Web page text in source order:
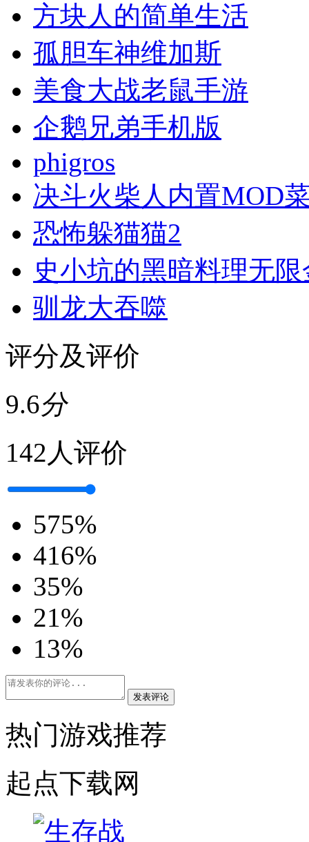
方块人的简单生活
孤胆车神维加斯
美食大战老鼠手游
企鹅兄弟手机版
phigros
决斗火柴人内置MOD
恐怖躲猫猫2
史小坑的黑暗料理无
驯龙大吞噬
评分及评价
9.6分
142人评价
575%
416%
35%
21%
13%
发表评论
热门游戏推荐
起点下载网